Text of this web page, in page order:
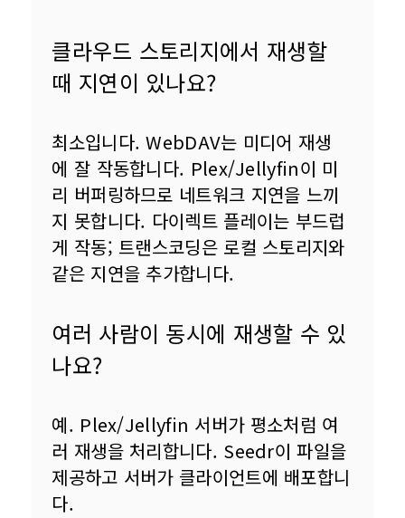
클라우드 스토리지에서 재생할
때 지연이 있나요?
최소입니다. WebDAV는 미디어 재생
에 잘 작동합니다. Plex/Jellyfin이 미
리 버퍼링하므로 네트워크 지연을 느끼
지 못합니다. 다이렉트 플레이는 부드럽
게 작동; 트랜스코딩은 로컬 스토리지와
같은 지연을 추가합니다.
여러 사람이 동시에 재생할 수 있
나요?
예. Plex/Jellyfin 서버가 평소처럼 여
러 재생을 처리합니다. Seedr이 파일을
제공하고 서버가 클라이언트에 배포합니
다.